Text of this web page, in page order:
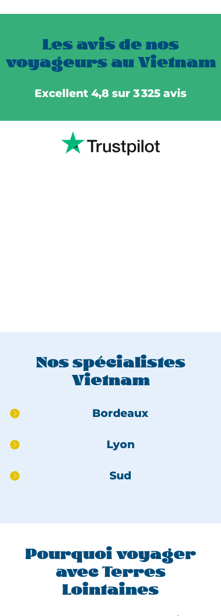
Les avis de nos
voyageurs au Vietnam
Excellent 4,8 sur 3 325 avis
Nos spécialistes
Vietnam
Aller
directement
pied
Bordeaux
Lyon
Sud
Pourquoi voyager
avec Terres
Lointaines